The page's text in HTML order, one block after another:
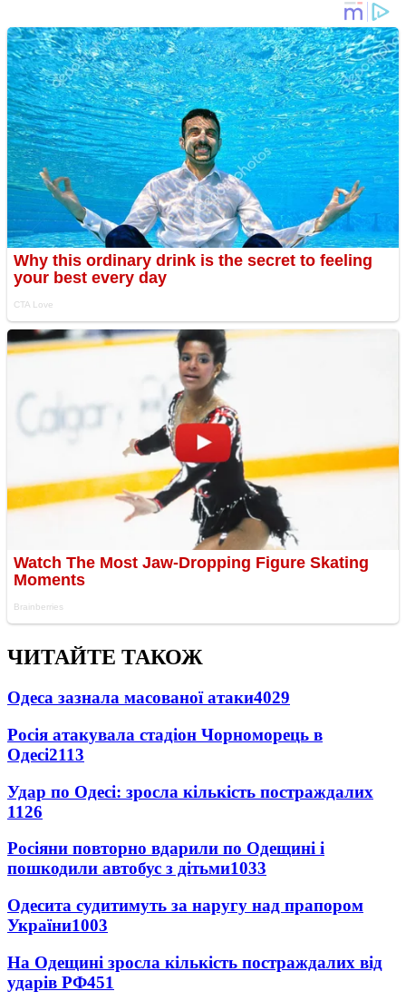
ЧИТАЙТЕ ТАКОЖ
Одеса зазнала масованої атаки4029
Росія атакувала стадіон Чорноморець в
Одесі2113
Удар по Одесі: зросла кількість постраждалих
1126
Росіяни повторно вдарили по Одещині і
пошкодили автобус з дітьми1033
Одесита судитимуть за наругу над прапором
України1003
На Одещині зросла кількість постраждалих від
ударів РФ451